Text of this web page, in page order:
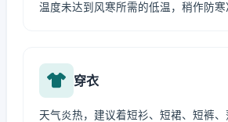
温度未达到风寒所需的低温，稍作防寒
穿衣
天气炎热，建议着短衫、短裙、短裤